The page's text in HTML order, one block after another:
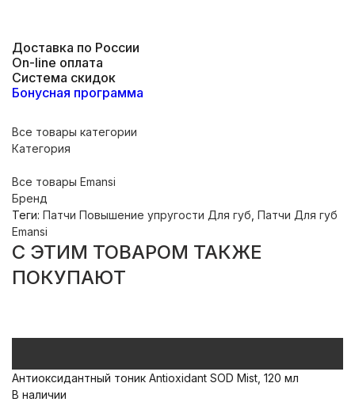
Доставка по России
On-line оплата
Система скидок
Бонусная программа
Все товары категории
Категория
Все товары Emansi
Бренд
Теги: Патчи Повышение упругости Для губ, Патчи Для губ
Emansi
C ЭТИМ ТОВАРОМ ТАКЖЕ
ПОКУПАЮТ
Антиоксидантный тоник Antioxidant SOD Mist, 120 мл
В наличии